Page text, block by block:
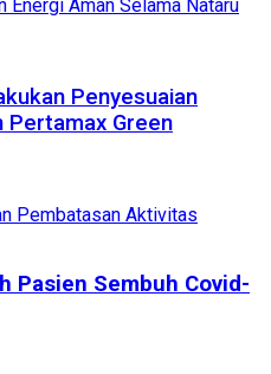
Penyesuaian
Pertamax Green
Pasien Sembuh Covid-